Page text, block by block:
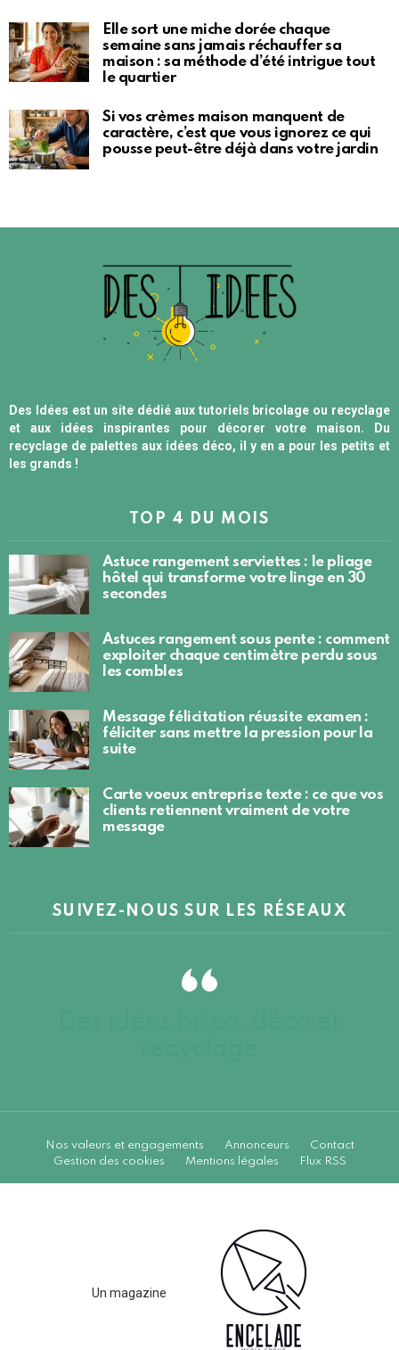
Elle sort une miche dorée chaque
semaine sans jamais réchauffer sa
maison : sa méthode d’été intrigue tout
le quartier
Si vos crèmes maison manquent de
caractère, c’est que vous ignorez ce qui
pousse peut-être déjà dans votre jardin
Des Idées est un site dédié aux tutoriels bricolage ou recyclage
et aux idées inspirantes pour décorer votre maison. Du
recyclage de palettes aux idées déco, il y en a pour les petits et
les grands !
TOP 4 DU MOIS
Astuce rangement serviettes : le pliage
hôtel qui transforme votre linge en 30
secondes
Astuces rangement sous pente : comment
exploiter chaque centimètre perdu sous
les combles
Message félicitation réussite examen :
féliciter sans mettre la pression pour la
suite
Carte voeux entreprise texte : ce que vos
clients retiennent vraiment de votre
message
SUIVEZ-NOUS SUR LES RÉSEAUX
Nos valeurs et engagements Annonceurs
Contact
Gestion des cookies
Mentions légales Flux RSS
Un magazine